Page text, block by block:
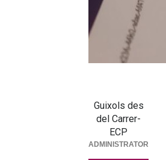
Guixols des
del Carrer-
ECP
ADMINISTRATOR